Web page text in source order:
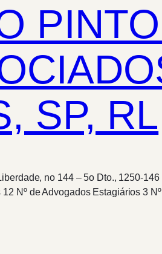
SP, RL
no 144 – 5o Dto., 1250-
Nº de Advogados Estagiários 3